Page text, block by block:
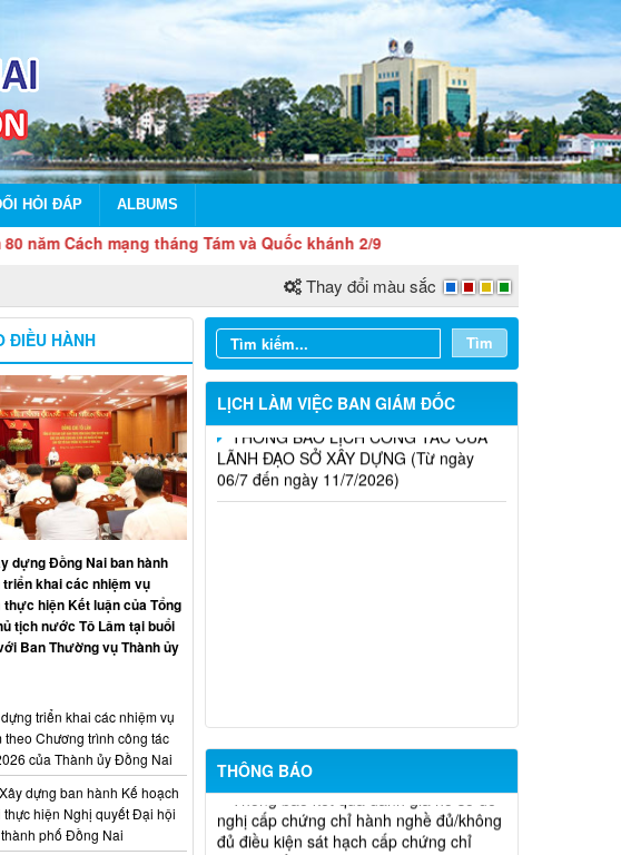
HỎI ĐÁP ALBUMS
Cách mạng tháng Tám và Quốc khánh 2/9
Thay đổi màu sắc
Tìm
LỊCH LÀM VIỆC BAN GIÁM ĐỐC
LỊCH CÔNG TÁC CỦA LÃNH ĐẠO SỞ
XÂY DỰNG (Từ ngày 03/8 đến ngày
THÔNG BÁO LỊCH CÔNG TÁC CỦA
27/7 đến ngày 31/7/2026)
THÔNG BÁO LỊCH CÔNG TÁC CỦA
LÃNH ĐẠO SỞ XÂY DỰNG (Từ ngày
20/7 đến ngày 25/7/2026)
THÔNG BÁO LỊCH CÔNG TÁC CỦA
LÃNH ĐẠO SỞ XÂY DỰNG (Từ ngày
06/7 đến ngày 11/7/2026)
THÔNG BÁO
Thông báo Kết quả đánh giá hồ sơ đủ
(hoặc không đủ) điều kiện cấp chứng chỉ
hành nghề hoạt động xây dựng (Đợt
hành nghề Đợt 10/2026
Thông báo kết quả đánh giá hồ sơ đề
nghị cấp chứng chỉ hành nghề đủ/không
đủ điều kiện sát hạch cấp chứng chỉ
hành nghề Đợt 11/2026
ĐIỀU HÀNH
dựng Đồng Nai ban hành
khai các nhiệm vụ
hiện Kết luận của Tổng
tịch nước Tô Lâm tại buổi
Ban Thường vụ Thành ủy
triển khai các nhiệm vụ
theo Chương trình công tác
của Thành ủy Đồng Nai
dựng ban hành Kế hoạch
thực hiện Nghị quyết Đại hội
phố Đồng Nai